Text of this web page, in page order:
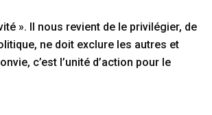
». Il nous revient de le privilégier, de
ne doit exclure les autres et
c’est l’unité d’action pour le